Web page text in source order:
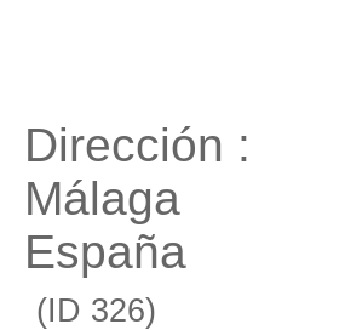
Dirección :
Málaga
España
(ID 326)